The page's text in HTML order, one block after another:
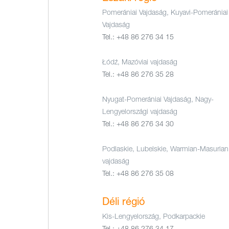
Pomerániai Vajdaság, Kuyavi-Pomerániai
Vajdaság
Tel.: +48 86 276 34 15
Łódź, Mazóviai vajdaság
Tel.: +48 86 276 35 28
Nyugat-Pomerániai Vajdaság, Nagy-
Lengyelországi vajdaság
Tel.: +48 86 276 34 30
Podlaskie, Lubelskie, Warmian-Masurian
vajdaság
Tel.: +48 86 276 35 08
Déli régió
Kis-Lengyelország, Podkarpackie